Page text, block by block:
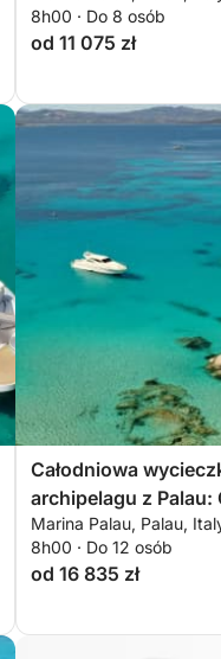
8h00 · Do 8 osób
od 11 075 zł
Całodniowa
archipelagu z Palau:
Maddalena, Spargi i
Marina Palau, Palau,
8h00 · Do 12 osób
od 16 835 zł